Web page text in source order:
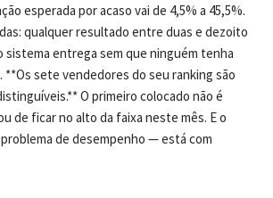
esperada por acaso vai de 4,5% a 45,5%.
qualquer resultado entre duas e dezoito
entrega sem que ninguém tenha
sete vendedores do seu ranking são
O primeiro colocado não é
de ficar no alto da faixa neste mês. E o
de desempenho — está com